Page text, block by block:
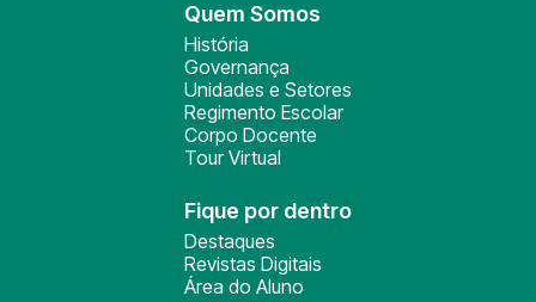
Quem Somos
História
Governança
Unidades e Setores
Regimento Escolar
Corpo Docente
Tour Virtual
Fique por dentro
Destaques
Revistas Digitais
Área do Aluno